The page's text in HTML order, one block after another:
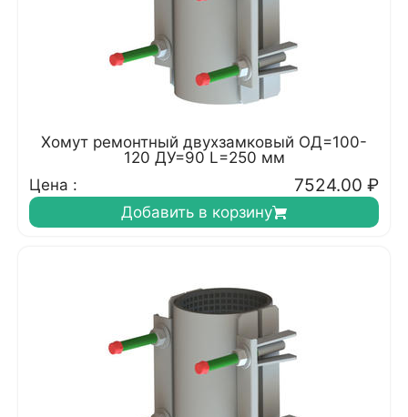
Хомут ремонтный двухзамковый ОД=100-
120 ДУ=90 L=250 мм
Цена :
7524.00 ₽
Добавить в корзину